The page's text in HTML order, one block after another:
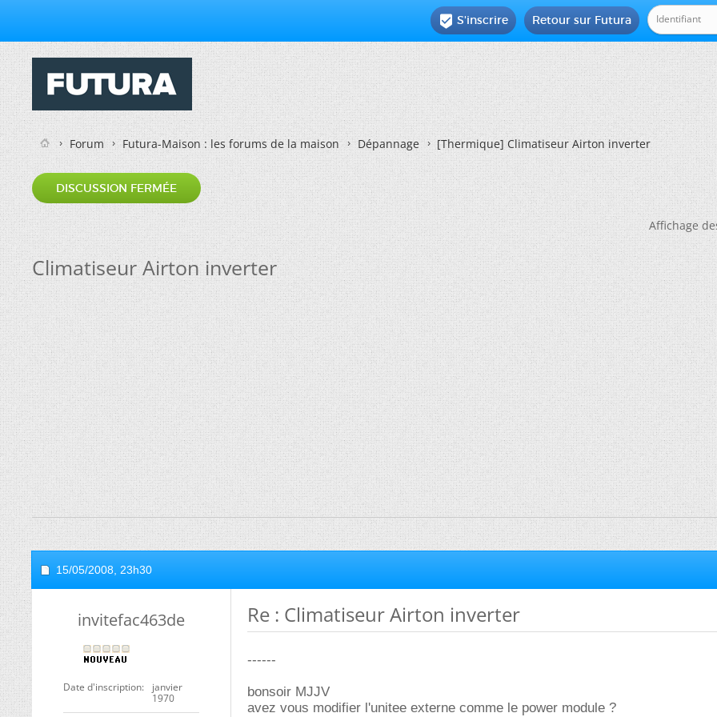
Retour sur Futura
 S'inscrire
Forum Futura-Maison : les forums de la maison Dépannage [Thermique]Climatiseur Airton inverter
DISCUSSION FERMÉE
Affichage
Climatiseur Airton inverter
15/05/2008, 23h30
invitefac463de
Date d'inscription
janvier
1970
Re : Climatiseur Airton inverter
------
bonsoir MJJV
avez vous modifier l'unitee externe comme le power module ?